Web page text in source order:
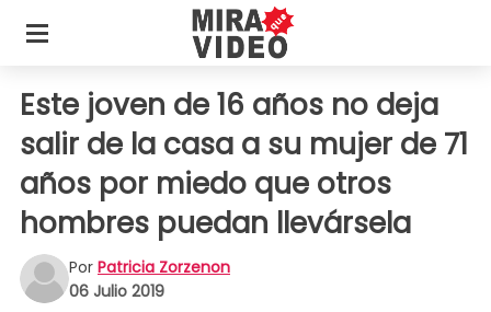
Este joven de 16 años no deja
salir de la casa a su mujer de 71
años por miedo que otros
hombres puedan llevársela
Por Patricia Zorzenon
06 Julio 2019